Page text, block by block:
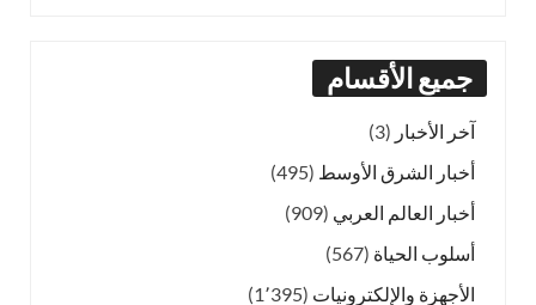
جميع الأقسام
آخر الأخبار (3)
أخبار الشرق الأوسط (495)
أخبار العالم العربي (909)
أسلوب الحياة (567)
الأجهزة والإلكترونيات (1٬395)